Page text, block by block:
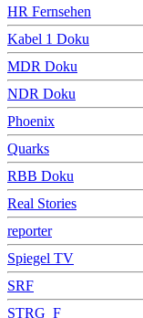
HR Fernsehen
Kabel 1 Doku
MDR Doku
NDR Doku
Phoenix
Quarks
RBB Doku
Real Stories
reporter
Spiegel TV
SRF
STRG_F